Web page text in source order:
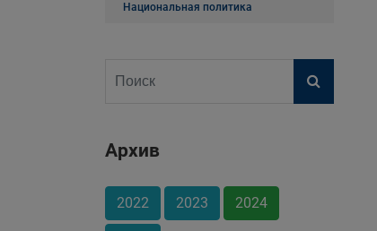
Национальная политика
Архив
2022 2023 2024